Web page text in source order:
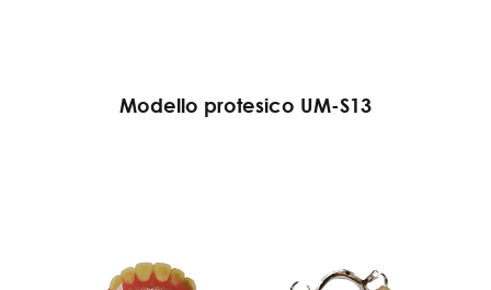
Modello protesico UM-S13